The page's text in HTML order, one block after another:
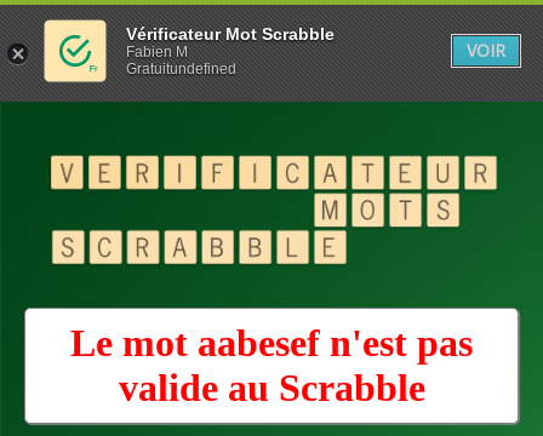
Le mot aabesef n'est pas
valide au Scrabble
Vérificateur Mot Scrabble
Fabien M
Gratuitundefined
VOIR